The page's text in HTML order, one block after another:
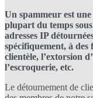
Un spammeur est
plupart du temps
adresses IP
spécifiquement, à des
clientèle, l’extorsion
l’escroquerie, etc.
Le détournement de